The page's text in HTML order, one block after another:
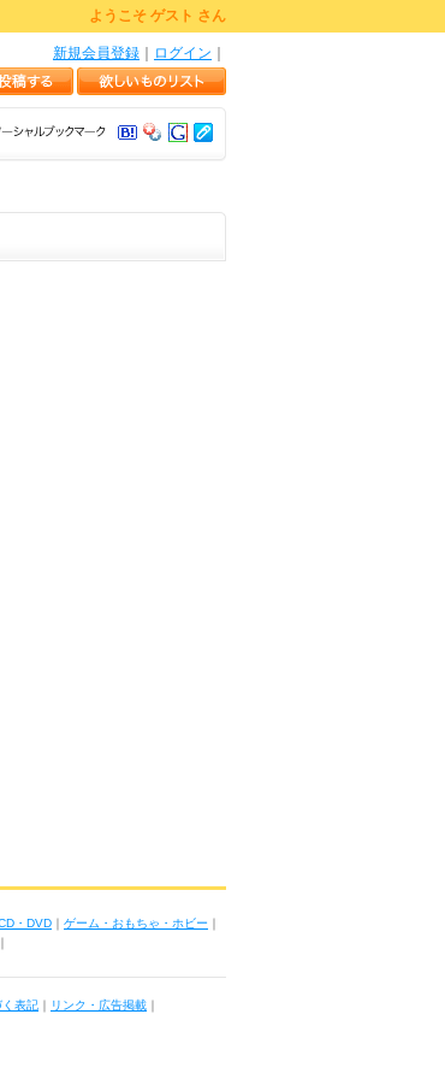
ようこそ ゲスト さん
ログイン
新規会員登録
・DVD ｜ ゲーム・おもちゃ・ホビー ｜
｜
く表記 ｜ リンク・広告掲載 ｜